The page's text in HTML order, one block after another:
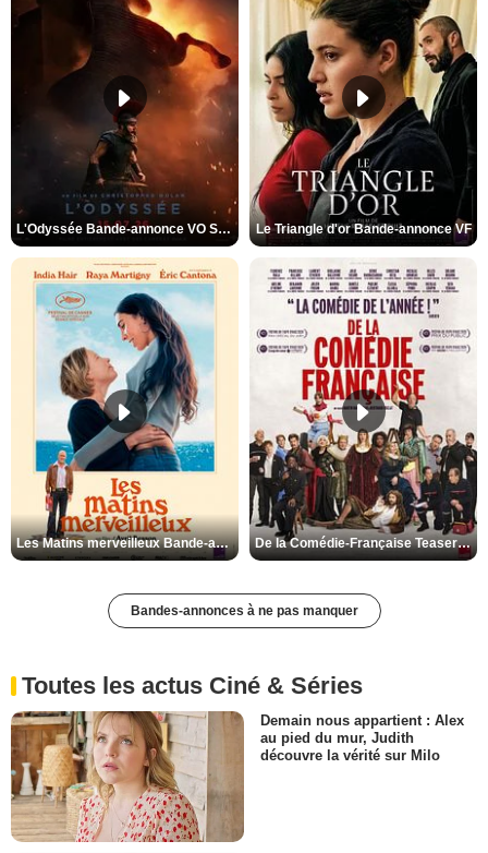
L'Odyssée Bande-annonce VO STFR Le Triangle d'or Bande-annonce VF
Les Matins merveilleux Bande-annonce VF De la Comédie-Française Teaser VF
Bandes-annonces à ne pas manquer
Toutes les actus Ciné & Séries
Demain nous appartient : Alex
au pied du mur, Judith
découvre la vérité sur Milo